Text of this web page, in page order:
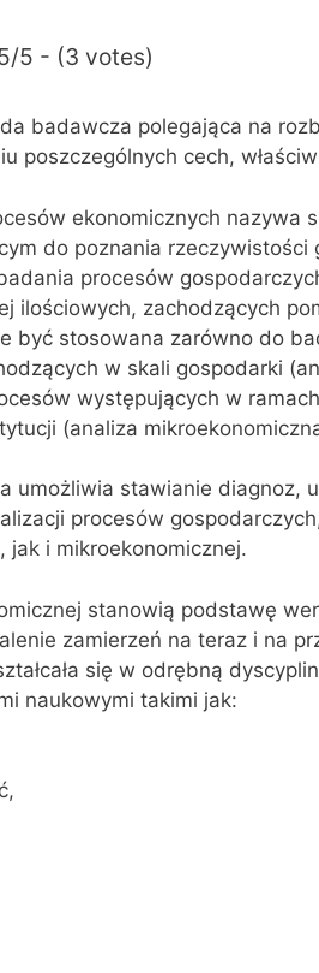
5 - (3 votes)
badawcza polegająca na
poszczególnych cech,
ekonomicznych nazywa
do poznania
procesów
ilościowych, zachodzących
być stosowana zarówno do
w skali gospodarki
występujących w
(analiza
umożliwia stawianie diagnoz,
procesów
jak i mikroekonomicznej.
stanowią podstawę
zamierzeń na teraz i na
się w odrębną
naukowymi takimi jak: